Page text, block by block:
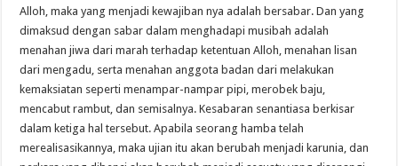
Alloh, maka yang menjadi kewajiban nya adalah bersabar. Dan yang
dimaksud dengan sabar dalam menghadapi musibah adalah
menahan jiwa dari marah terhadap ketentuan Alloh, menahan lisan
dari mengadu, serta menahan anggota badan dari melakukan
kemaksiatan seperti menampar-nampar pipi, merobek baju,
mencabut rambut, dan semisalnya. Kesabaran senantiasa berkisar
dalam ketiga hal tersebut. Apabila seorang hamba telah
merealisasikannya, maka ujian itu akan berubah menjadi karunia, dan